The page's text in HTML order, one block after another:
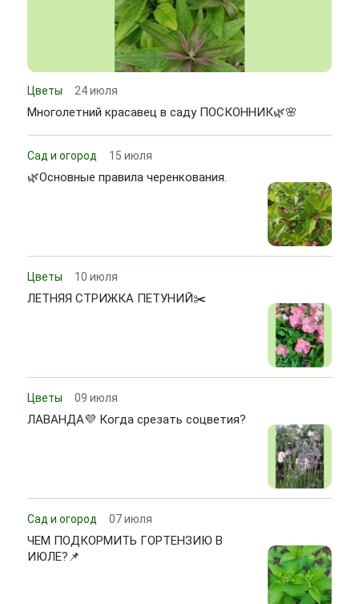
Цветы 24 июля
Многолетний красавец в саду ПОСКОННИК🌿🌸
Сад и огород 15 июля
🌿Основные правила черенкования.
Цветы 10 июля
ЛЕТНЯЯ СТРИЖКА ПЕТУНИЙ✂️
Цветы 09 июля
ЛАВАНДА💜 Когда срезать соцветия?
Сад и огород 07 июля
ЧЕМ ПОДКОРМИТЬ ГОРТЕНЗИЮ В
ИЮЛЕ?📌